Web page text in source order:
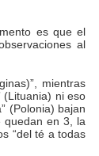
es que el
al
mientras
(Lituania) ni eso
(Polonia) bajan
quedan en 3, la
“del té a todas